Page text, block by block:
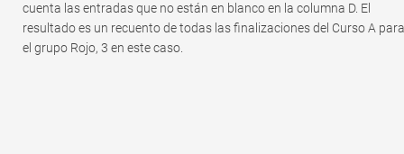
cuenta las entradas que no están en blanco en la columna D. El
resultado es un recuento de todas las finalizaciones del Curso A para
el grupo Rojo, 3 en este caso.